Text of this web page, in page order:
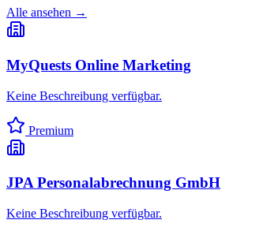
Alle ansehen →
MyQuests Online Marketing
Keine Beschreibung verfügbar.
Premium
JPA Personalabrechnung GmbH
Keine Beschreibung verfügbar.